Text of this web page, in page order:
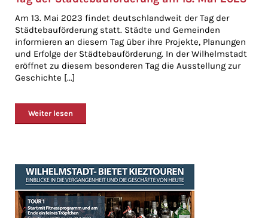
Am 13. Mai 2023 findet deutschlandweit der Tag der
Städtebauförderung statt. Städte und Gemeinden
informieren an diesem Tag über ihre Projekte, Planungen
und Erfolge der Städtebauförderung. In der Wilhelmstadt
eröffnet zu diesem besonderen Tag die Ausstellung zur
Geschichte [...]
Weiter lesen